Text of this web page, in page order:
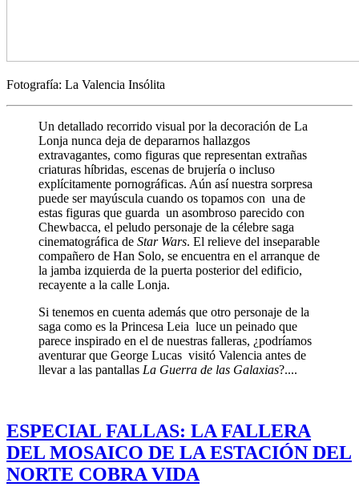
Fotografía: La Valencia Insólita
Un detallado recorrido visual por la decoración de La
Lonja nunca deja de depararnos hallazgos
extravagantes, como figuras que representan extrañas
criaturas híbridas, escenas de brujería o incluso
explícitamente pornográficas. Aún así nuestra sorpresa
puede ser mayúscula cuando os topamos con una de
estas figuras que guarda un asombroso parecido con
Chewbacca, el peludo personaje de la célebre saga
cinematográfica de Star Wars. El relieve del inseparable
compañero de Han Solo, se encuentra en el arranque de
la jamba izquierda de la puerta posterior del edificio,
recayente a la calle Lonja.
Si tenemos en cuenta además que otro personaje de la
saga como es la Princesa Leia luce un peinado que
parece inspirado en el de nuestras falleras, ¿podríamos
aventurar que George Lucas visitó Valencia antes de
llevar a las pantallas La Guerra de las Galaxias?....
ESPECIAL FALLAS: LA FALLERA
DEL MOSAICO DE LA ESTACIÓN DEL
NORTE COBRA VIDA